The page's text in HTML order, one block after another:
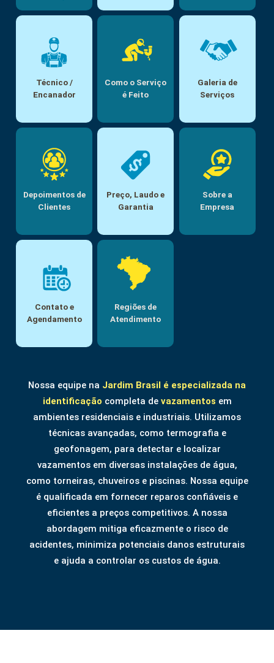
Técnico /
Encanador
Como o Serviço
é Feito
Galeria de
Serviços
Depoimentos de
Clientes
Preço, Laudo e
Garantia
Sobre a
Empresa
Contato e
Agendamento
Regiões de
Atendimento
Nossa equipe na Jardim Brasil é especializada na
identificação completa devazamentos em
ambientes residenciais e industriais. Utilizamos
técnicas avançadas, como termografia e
geofonagem, para detectar e localizar
vazamentos em diversas instalações de água,
como torneiras, chuveiros e piscinas. Nossa equipe
é qualificada em fornecer reparos confiáveis e
eficientes a preços competitivos. A nossa
abordagem mitiga eficazmente o risco de
acidentes, minimiza potenciais danos estruturais
e ajuda a controlar os custos de água.